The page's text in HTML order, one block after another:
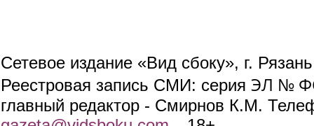
Сетевое издание «Вид сбоку», г.
Реестровая запись СМИ: серия ЭЛ №
главный редактор - Смирнов К.М.
(link sends e-mail)